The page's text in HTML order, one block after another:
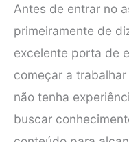
Antes de entrar no
primeiramente de
excelente porta de
começar a
não tenha
buscar